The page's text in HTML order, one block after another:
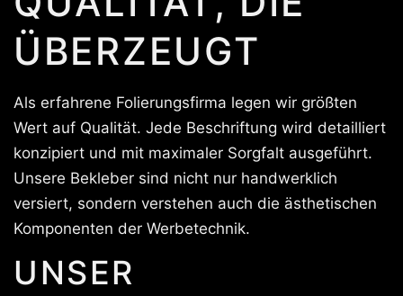
ÜBERZEUGT
Als erfahrene Folierungsfirma legen wir größten
Wert auf Qualität. Jede Beschriftung wird detailliert
konzipiert und mit maximaler Sorgfalt ausgeführt.
Unsere Bekleber sind nicht nur handwerklich
versiert, sondern verstehen auch die ästhetischen
Komponenten der Werbetechnik.
UNSER